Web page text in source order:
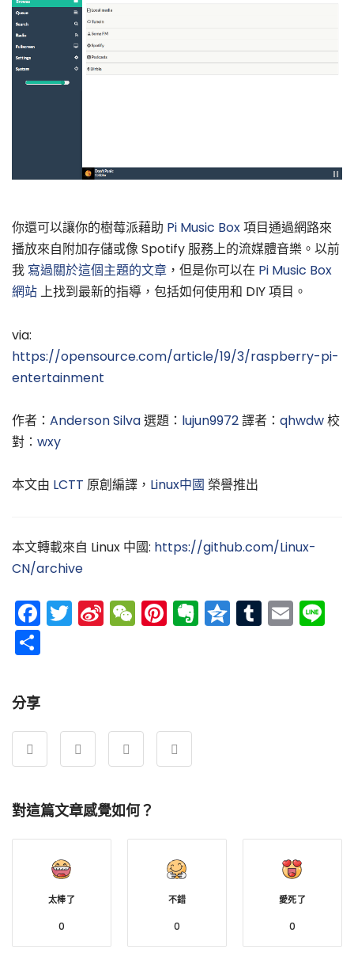
你還可以讓你的樹莓派藉助 Pi Music Box項目通過網路來
播放來自附加存儲或像 Spotify 服務上的流媒體音樂。以前
我 寫過關於這個主題的文章 ，但是你可以在 Pi Music Box
網站上找到最新的指導，包括如何使用和 DIY 項目。
via:
https://opensource.com/article/19/3/raspberry-pi-
entertainment
作者： Anderson Silva選題： lujun9972譯者： qhwdw校
對： wxy
本文由 LCTT 原創編譯， Linux中國 榮譽推出
本文轉載來自 Linux 中國: https://github.com/Linux-
CN/archive
Facebook
Twitter
SinaWeChat
Pinterest
Evernote
Qzone
Tumblr
分享
對這篇文章感覺如何？
太棒了
0
不錯
0
愛死了
0